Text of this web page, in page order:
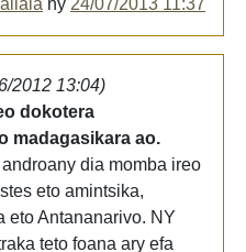
2012 13:04)
dokotera
madagasikara ao.
dia momba ireo
eto amintsika,
eto Antananarivo. NY
teto foana ary efa